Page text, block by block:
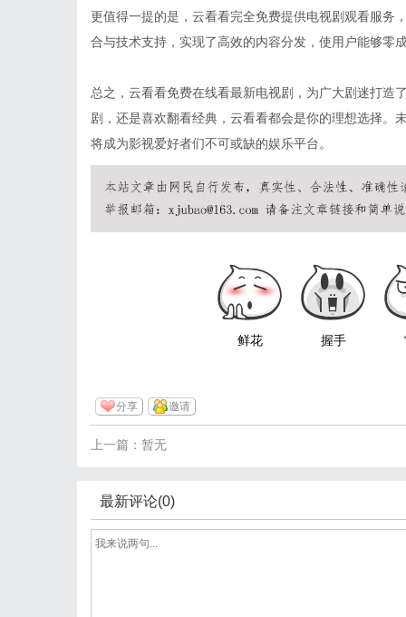
更值得一提的是，云看看完全免费提供电视剧观看服务
合与技术支持，实现了高效的内容分发，使用户能够零
总之，云看看免费在线看最新电视剧，为广大剧迷打造
剧，还是喜欢翻看经典，云看看都会是你的理想选择。
将成为影视爱好者们不可或缺的娱乐平台。
鲜花 握手
分享 邀请
上一篇：暂无
最新评论(0)